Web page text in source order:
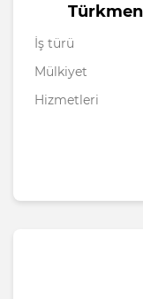
İş türü
Mülkiyet
Hizmetleri